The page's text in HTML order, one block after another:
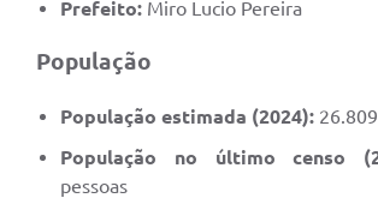
Prefeito: Miro Lucio Pereira
População
População estimada (2024):
População no último censo
pessoas